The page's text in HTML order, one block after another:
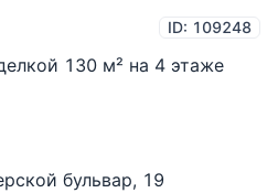
ID: 109248
130 м² на 4 этаже
бульвар, 19